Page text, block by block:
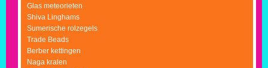
Glas meteorieten
Shiva Linghams
Sumerische rolzegels
Trade Beads
Berber kettingen
Naga kralen